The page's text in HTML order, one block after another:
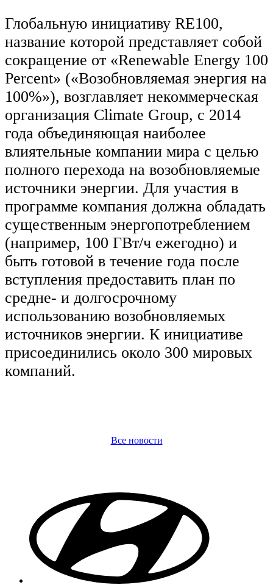
Глобальную инициативу RE100,
название которой представляет собой
сокращение от «Renewable Energy 100
Percent» («Возобновляемая энергия на
100%»), возглавляет некоммерческая
организация Climate Group, с 2014
года объединяющая наиболее
влиятельные компании мира с целью
полного перехода на возобновляемые
источники энергии. Для участия в
программе компания должна обладать
существенным энергопотреблением
(например, 100 ГВт/ч ежегодно) и
быть готовой в течение года после
вступления предоставить план по
средне- и долгосрочному
использованию возобновляемых
источников энергии. К инициативе
присоединились около 300 мировых
компаний.
Все новости